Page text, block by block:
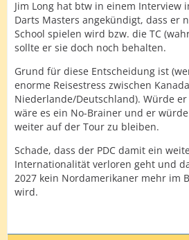
Jim Long hat btw in einem Interview
Darts Masters angekündigt, dass er
School spielen wird bzw. die TC
sollte er sie doch noch behalten.
Grund für diese Entscheidung ist
enorme Reisestress zwischen
Niederlande/Deutschland). Würde
wäre es ein No-Brainer und er
weiter auf der Tour zu bleiben.
Schade, dass der PDC damit ein
Internationalität verloren geht und
2027 kein Nordamerikaner mehr im
wird.